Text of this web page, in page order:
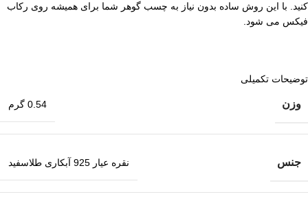
کنید. با این روش ساده بدون نیاز به چسب گوهر شما برای همیشه روی رکاب
فیکس می شود.
توضیحات تکمیلی
وزن 0.54 گرم
جنس نقره عیار 925 آبکاری طلاسفید